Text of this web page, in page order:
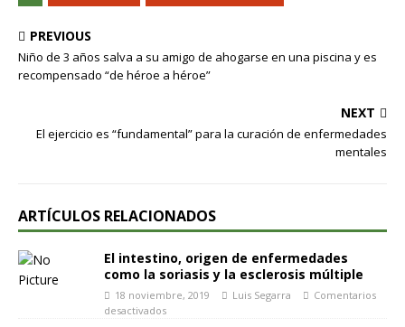
PREVIOUS
Niño de 3 años salva a su amigo de ahogarse en una piscina y es
recompensado “de héroe a héroe”
NEXT
El ejercicio es “fundamental” para la curación de enfermedades
mentales
ARTÍCULOS RELACIONADOS
El intestino, origen de enfermedades
como la soriasis y la esclerosis múltiple
18 noviembre, 2019 Luis Segarra
Comentarios
desactivados